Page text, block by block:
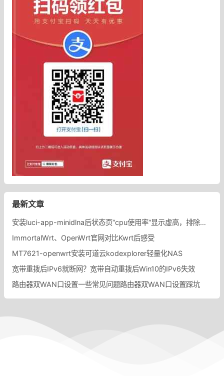
最新文章
安装luci-app-minidlna后状态页“cpu使用率“显示虚高，排除过程记录。
ImmortalWrt、OpenWrt官网对比Kwrt后感受
MT7621-openwrt安装可道云kodexplorer轻量化NAS
宽带重拨后IPv6就断网？宽带自动重拨后Win10的IPv6失效
路由器双WAN口设置一些常见问题路由器双WAN口设置踩坑